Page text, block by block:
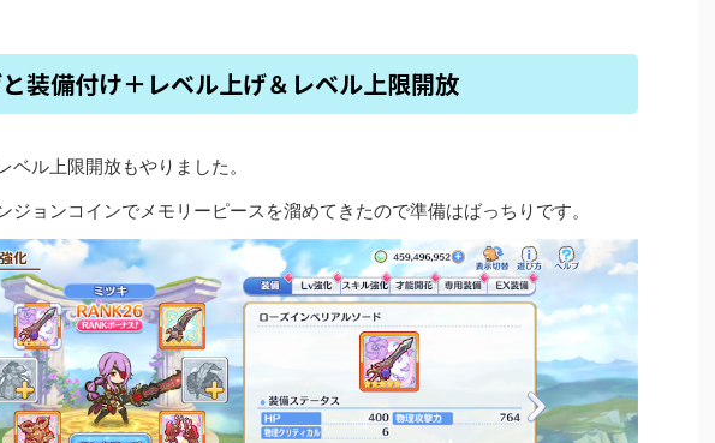
装備付け＋レベル上げ＆レベル上限開放
ベル上限開放もやりました。
ジョンコインでメモリーピースを溜めてきたので準備はばっちりです。